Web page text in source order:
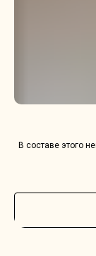
В составе этого